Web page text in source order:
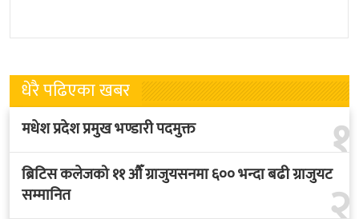
नवनियुक्त
लागेको हो
धेरै पढिएका खबर
१
मधेश प्रदेश प्रमुख भण्डारी पदमुक्त
ब्रिटिस कलेजको ११ औँ ग्राजुयसनमा ६०० भन्दा बढी ग्राजुयट
सम्मानित